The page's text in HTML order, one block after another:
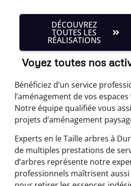
DÉCOUVREZ
TOUTES LES
RÉALISATIONS
Voyez toutes nos
Bénéficiez d’un service
l’aménagement de vos
Notre équipe qualifiée vous
projets d’aménagement
Experts en le Taille arbres à
de multiples prestations de
d’arbres représente notre
professionnels maîtrisent aussi